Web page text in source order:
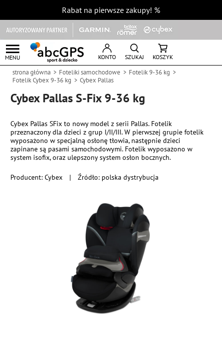
Rabat na pierwsze zakupy! %
MENU KONTO SZUKAJ KOSZYK
strona główna Foteliki samochodowe
Fotelik 9-36 kg
Fotelik Cybex 9-36 kg
Cybex Pallas
Cybex Pallas S-Fix 9-36 kg
Producent:Cybex | Źródło: polska dystrybucja
Cybex Pallas SFix to nowy model z serii Pallas. Fotelik
przeznaczony dla dzieci z grup I/II/III. W pierwszej grupie fotelik
wyposażono w specjalną osłonę tłowia, następnie dzieci
zapinane są pasami samochodowymi. Fotelik wyposażono w
system isofix, oraz ulepszony system osłon bocznych.